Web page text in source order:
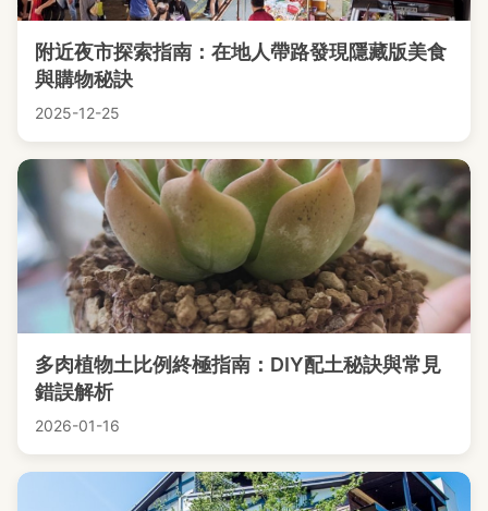
附近夜市探索指南：在地人帶路發現隱藏版美食
與購物秘訣
2025-12-25
多肉植物土比例終極指南：DIY配土秘訣與常見
錯誤解析
2026-01-16